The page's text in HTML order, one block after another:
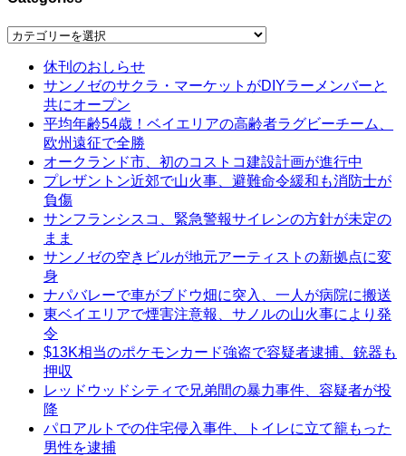
Categories
休刊のおしらせ
サンノゼのサクラ・マーケットがDIYラーメンバーと
共にオープン
平均年齢54歳！ベイエリアの高齢者ラグビーチーム、
欧州遠征で全勝
オークランド市、初のコストコ建設計画が進行中
プレザントン近郊で山火事、避難命令緩和も消防士が
負傷
サンフランシスコ、緊急警報サイレンの方針が未定の
まま
サンノゼの空きビルが地元アーティストの新拠点に変
身
ナパバレーで車がブドウ畑に突入、一人が病院に搬送
東ベイエリアで煙害注意報、サノルの山火事により発
令
$13K相当のポケモンカード強盗で容疑者逮捕、銃器も
押収
レッドウッドシティで兄弟間の暴力事件、容疑者が投
降
パロアルトでの住宅侵入事件、トイレに立て籠もった
男性を逮捕